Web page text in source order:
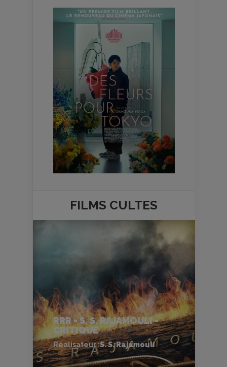
FILMS CULTES
RRR - S. S. RAJAMOULI -
CRITIQUE
Réalisateur :S. S. Rajamouli